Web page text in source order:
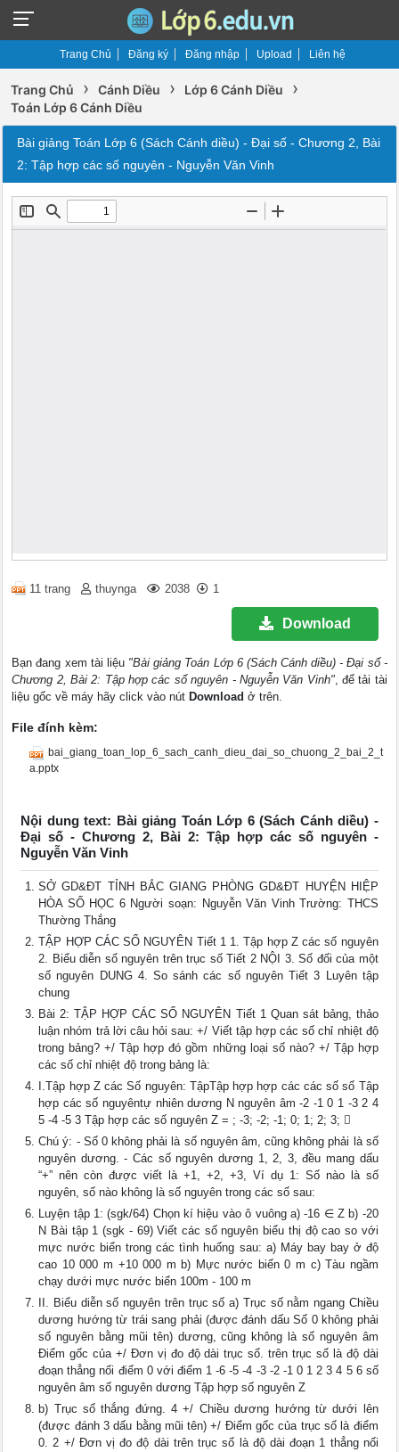
Trang Chủ Đăng ký Đăng nhập Upload Liên hệ
Trang Chủ › Cánh Diều › Lớp 6 Cánh Diều ›
Toán Lớp 6 Cánh Diều
Bài giảng Toán Lớp 6 (Sách Cánh diều) - Đại số - Chương 2, Bài
2: Tập hợp các số nguyên - Nguyễn Văn Vinh
11 trang thuynga 2038 1
Download
Bạn đang xem tài liệu "Bài giảng Toán Lớp 6 (Sách Cánh diều) - Đại số -
Chương 2, Bài 2: Tập hợp các số nguyên - Nguyễn Văn Vinh", để tải tài
liệu gốc về máy hãy click vào nút Download ở trên.
File đính kèm:
bai_giang_toan_lop_6_sach_canh_dieu_dai_so_chuong_2_bai_2_t
a.pptx
Nội dung text: Bài giảng Toán Lớp 6 (Sách Cánh diều) -
Đại số - Chương 2, Bài 2: Tập hợp các số nguyên -
Nguyễn Văn Vinh
SỞ GD&ĐT TỈNH BẮC GIANG PHÒNG GD&ĐT HUYỆN HIỆP
HÒA SỐ HỌC 6 Người soạn: Nguyễn Văn Vinh Trường: THCS
Thường Thắng
TẬP HỢP CÁC SỐ NGUYÊN Tiết 1 1. Tập hợp Z các số nguyên
2. Biểu diễn số nguyên trên trục số Tiết 2 NỘI 3. Số đối của một
số nguyên DUNG 4. So sánh các số nguyên Tiết 3 Luyên tập
chung
Bài 2: TẬP HỢP CÁC SỐ NGUYÊN Tiết 1 Quan sát bảng, thảo
luận nhóm trả lời câu hỏi sau: +/ Viết tập hợp các số chỉ nhiệt độ
trong bảng? +/ Tập hợp đó gồm những loại số nào? +/ Tập hợp
các số chỉ nhiệt độ trong bảng là:
I.Tập hợp Z các Số nguyên: TậpTập hợp hợp các các số số Tập
hợp các số nguyêntự nhiên dương N nguyên âm -2 -1 0 1 -3 2 4
5 -4 -5 3 Tập hợp các số nguyên Z = ; -3; -2; -1; 0; 1; 2; 3; 
Chú ý: - Số 0 không phải là số nguyên âm, cũng không phải là số
nguyên dương. - Các số nguyên dương 1, 2, 3, đều mang dấu
“+” nên còn được viết là +1, +2, +3, Ví dụ 1: Số nào là số
nguyên, số nào không là số nguyên trong các số sau:
Luyện tập 1: (sgk/64) Chọn kí hiệu vào ô vuông a) -16 ∈ Z b) -20
N Bài tập 1 (sgk - 69) Viết các số nguyên biểu thị độ cao so với
mực nước biển trong các tình huống sau: a) Máy bay bay ở độ
cao 10 000 m +10 000 m b) Mực nước biển 0 m c) Tàu ngầm
chạy dưới mực nước biển 100m - 100 m
II. Biểu diễn số nguyên trên trục số a) Trục số nằm ngang Chiều
dương hướng từ trái sang phải (được đánh dấu Số 0 không phải
số nguyên bằng mũi tên) dương, cũng không là số nguyên âm
Điểm gốc của +/ Đơn vị đo độ dài trục số. trên trục số là độ dài
đoạn thẳng nối điểm 0 với điểm 1 -6 -5 -4 -3 -2 -1 0 1 2 3 4 5 6 số
nguyên âm số nguyên dương Tập hợp số nguyên Z
b) Trục số thắng đứng. 4 +/ Chiều dương hướng từ dưới lên
(được đánh 3 dấu bằng mũi tên) +/ Điểm gốc của trục số là điểm
0. 2 +/ Đơn vị đo độ dài trên trục số là độ dài đoạn 1 thẳng nối